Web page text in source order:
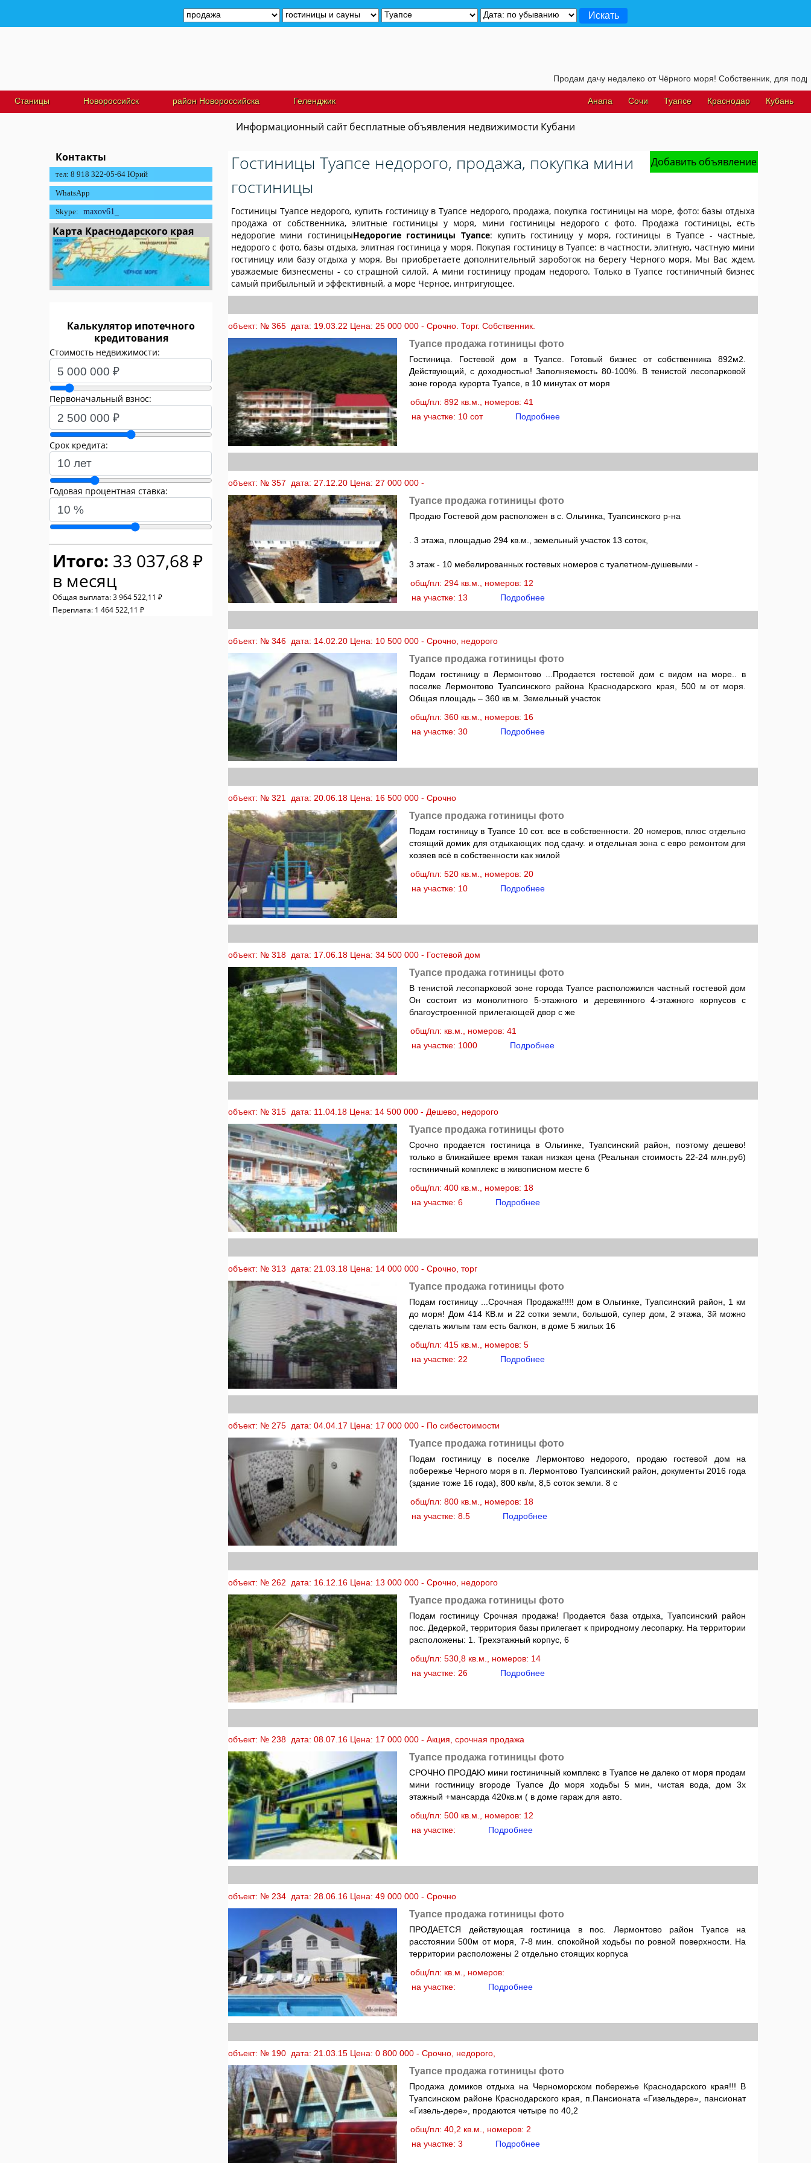
Информационный сайт бесплатные объявления недвижимости Кубани
Добавить объявление
Гостиницы Туапсе недорого, продажа, покупка мини
гостиницы
Гостиницы Туапсе недорого, купить гостиницу в Туапсе недорого, продажа, покупка гостиницы на море, фото: базы отдыха
продажа от собственника, элитные гостиницы у моря, мини гостиницы недорого с фото. Продажа гостиницы, есть
недорогие мини гостиницыНедорогие гостиницы Туапсе: купить гостиницу у моря, гостиницы в Туапсе - частные,
недорого с фото, базы отдыха, элитная гостиница у моря. Покупая гостиницу в Туапсе: в частности, элитную, частную мини
гостиницу или базу отдыха у моря, Вы приобретаете дополнительный зароботок на берегу Черного моря. Мы Вас ждем,
уважаемые бизнесмены - со страшной силой. А мини гостиницу продам недорого. Только в Туапсе гостиничный бизнес
самый прибыльный и эффективный, а море Черное, интригующее.
объект: № 365 дата: 19.03.22 Цена: 25 000 000 - Срочно. Торг. Собственник.
Туапсе продажа готиницы фото
Гостиница. Гостевой дом в Туапсе. Готовый бизнес от собственника 892м2.
Действующий, с доходностью! Заполняемость 80-100%. В тенистой лесопарковой
зоне города курорта Туапсе, в 10 минутах от моря
общ/пл: 892 кв.м., номеров: 41
на участке: 10 сот
Подробнее
объект: № 357 дата: 27.12.20 Цена: 27 000 000 -
Туапсе продажа готиницы фото
Продаю Гостевой дом расположен в с. Ольгинка, Туапсинского р-на
. 3 этажа, площадью 294 кв.м., земельный участок 13 соток,
3 этаж - 10 мебелированных гостевых номеров с туалетном-душевыми -
общ/пл: 294 кв.м., номеров: 12
на участке: 13
Подробнее
объект: № 346 дата: 14.02.20 Цена: 10 500 000 - Срочно, недорого
Туапсе продажа готиницы фото
Подам гостиницу в Лермонтово ...Продается гостевой дом с видом на море.. в
поселке Лермонтово Туапсинского района Краснодарского края, 500 м от моря.
Общая площадь – 360 кв.м. Земельный участок
общ/пл: 360 кв.м., номеров: 16
на участке: 30
Подробнее
объект: № 321 дата: 20.06.18 Цена: 16 500 000 - Срочно
Туапсе продажа готиницы фото
Подам гостиницу в Туапсе 10 сот. все в собственности. 20 номеров, плюс отдельно
стоящий домик для отдыхающих под сдачу. и отдельная зона с евро ремонтом для
хозяев всё в собственности как жилой
общ/пл: 520 кв.м., номеров: 20
на участке: 10
Подробнее
объект: № 318 дата: 17.06.18 Цена: 34 500 000 - Гостевой дом
Туапсе продажа готиницы фото
В тенистой лесопарковой зоне города Туапсе расположился частный гостевой дом
Он состоит из монолитного 5-этажного и деревянного 4-этажного корпусов с
благоустроенной прилегающей двор с же
общ/пл: кв.м., номеров: 41
на участке: 1000
Подробнее
объект: № 315 дата: 11.04.18 Цена: 14 500 000 - Дешево, недорого
Туапсе продажа готиницы фото
Срочно продается гостиница в Ольгинке, Туапсинский район, поэтому дешево!
только в ближайшее время такая низкая цена (Реальная стоимость 22-24 млн.руб)
гостиничный комплекс в живописном месте 6
общ/пл: 400 кв.м., номеров: 18
на участке: 6
Подробнее
объект: № 313 дата: 21.03.18 Цена: 14 000 000 - Срочно, торг
Туапсе продажа готиницы фото
Подам гостиницу ...Срочная Продажа!!!!! дом в Ольгинке, Туапсинский район, 1 км
до моря! Дом 414 КВ.м и 22 сотки земли, большой, супер дом, 2 этажа, 3й можно
сделать жилым там есть балкон, в доме 5 жилых 16
общ/пл: 415 кв.м., номеров: 5
на участке: 22
Подробнее
объект: № 275 дата: 04.04.17 Цена: 17 000 000 - По сибестоимости
Туапсе продажа готиницы фото
Подам гостиницу в поселке Лермонтово недорого, продаю гостевой дом на
побережье Черного моря в п. Лермонтово Туапсинский район, документы 2016 года
(здание тоже 16 года), 800 кв/м, 8,5 соток земли. 8 с
общ/пл: 800 кв.м., номеров: 18
на участке: 8.5
Подробнее
объект: № 262 дата: 16.12.16 Цена: 13 000 000 - Срочно, недорого
Туапсе продажа готиницы фото
Подам гостиницу Срочная продажа! Продается база отдыха, Туапсинский район
пос. Дедеркой, территория базы прилегает к природному лесопарку. На территории
расположены: 1. Трехэтажный корпус, 6
общ/пл: 530,8 кв.м., номеров: 14
на участке: 26
Подробнее
объект: № 238 дата: 08.07.16 Цена: 17 000 000 - Акция, срочная продажа
Туапсе продажа готиницы фото
СРОЧНО ПРОДАЮ мини гостиничный комплекс в Туапсе не далеко от моря продам
мини гостиницу вгороде Туапсе До моря ходьбы 5 мин, чистая вода, дом 3х
этажный +мансарда 420кв.м ( в доме гараж для авто.
общ/пл: 500 кв.м., номеров: 12
на участке:
Подробнее
объект: № 234 дата: 28.06.16 Цена: 49 000 000 - Срочно
Туапсе продажа готиницы фото
ПРОДАЕТСЯ действующая гостиница в пос. Лермонтово район Туапсе на
расстоянии 500м от моря, 7-8 мин. спокойной ходьбы по ровной поверхности. На
территории расположены 2 отдельно стоящих корпуса
общ/пл: кв.м., номеров:
на участке:
Подробнее
объект: № 190 дата: 21.03.15 Цена: 0 800 000 - Срочно, недорого,
Туапсе продажа готиницы фото
Продажа домиков отдыха на Черноморском побережье Краснодарского края!!! В
Туапсинском районе Краснодарского края, п.Пансионата «Гизельдере», пансионат
«Гизель-дере», продаются четыре по 40,2
общ/пл: 40,2 кв.м., номеров: 2
на участке: 3
Подробнее
Контакты
тел: 8 918 322-05-64 Юрий
WhatsApp
Skype: maxov61_
Карта Краснодарского края
Калькулятор ипотечного
кредитования
Стоимость недвижимости:
Первоначальный взнос:
Срок кредита:
Годовая процентная ставка:
Итого: 33 037,68 ₽
в месяц
Общая выплата: 3 964 522,11 ₽
Переплата: 1 464 522,11 ₽
Станицы Новороссийск район Новороссийска Геленджик Кубань
Краснодар
Туапсе
Сочи
Анапа
Продам дачу недалеко от Чёрного моря! Собственник, для подробностей,